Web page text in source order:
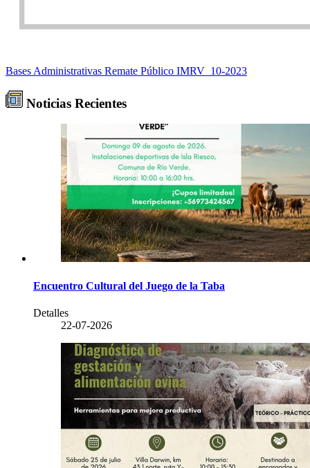
Bases Administrativas Remate Público IMRV_10-2023
Noticias Recientes
Encuentro Cultural del Juego de la Taba
Detalles
22-07-2026